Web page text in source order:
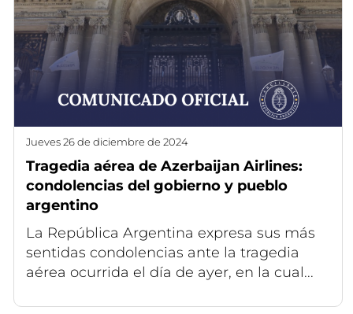
jueves 26 de diciembre de 2024
Tragedia aérea de Azerbaijan Airlines:
condolencias del gobierno y pueblo
argentino
La República Argentina expresa sus más
sentidas condolencias ante la tragedia
aérea ocurrida el día de ayer, en la cual...